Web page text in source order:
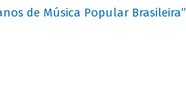
de Música Popular Brasileira”